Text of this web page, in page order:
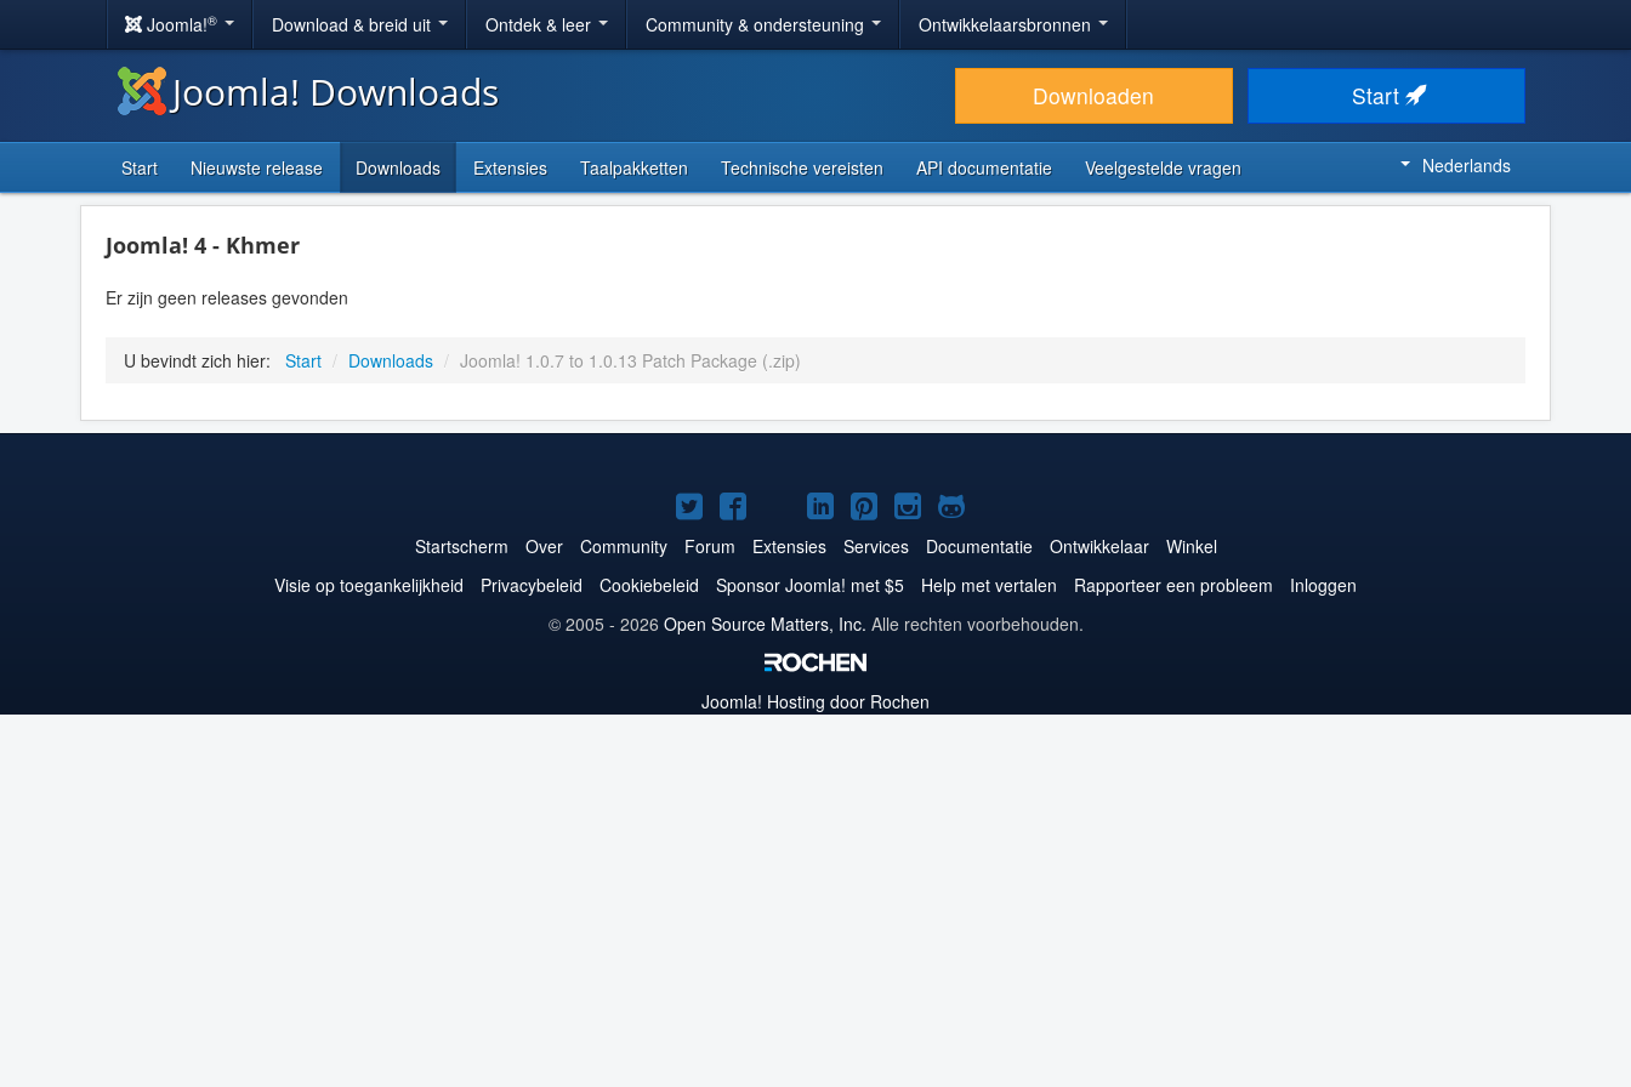
Joomla!® Download & breid uit Ontdek & leer Community & ondersteuning Ontwikkelaarsbronnen
Joomla! Downloads Downloaden Start
Start Nieuwste release Downloads Extensies Taalpakketten Technische vereisten API documentatie Veelgestelde vragen Nederlands
Joomla! 4 - Khmer
Er zijn geen releases gevonden
U bevindt zich hier: Start / Downloads / Joomla! 1.0.7 to 1.0.13 Patch Package (.zip)
Joomla!
op
Twitter
Joomla!
op
Facebook
Joomla!
op
YouTube
Joomla!
op
LinkedIn
Joomla!
op
Pinterest
Joomla!
op
Instagram
Joomla!
op
GitHub
Startscherm Over Community Forum Extensies Services Documentatie Ontwikkelaar
Winkel
Visie op toegankelijkheid
Privacybeleid Cookiebeleid Sponsor Joomla! met $5 Help met vertalen Rapporteer een probleem
Inloggen
© 2005 - 2026 Open Source Matters, Inc. Alle rechten voorbehouden.
Joomla! Hosting door Rochen